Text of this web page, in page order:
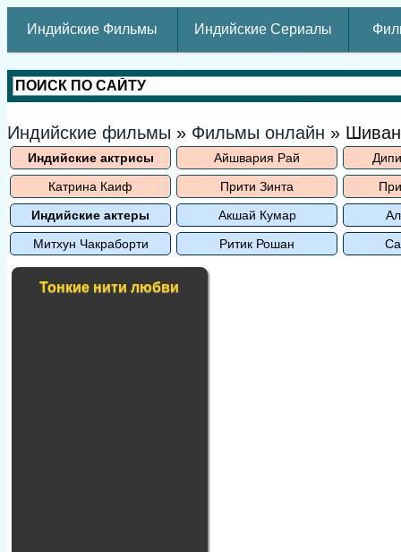
Индийские Фильмы Индийские Сериалы
Индийские фильмы » Фильмы онлайн »
Индийские актрисы Айшвария Рай
Катрина Каиф
Прити Зинта
Индийские актеры
Акшай Кумар
Митхун Чакраборти
Ритик Рошан
Тонкие нити любви